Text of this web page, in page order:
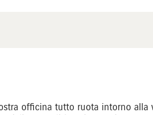
officina tutto ruota intorno alla